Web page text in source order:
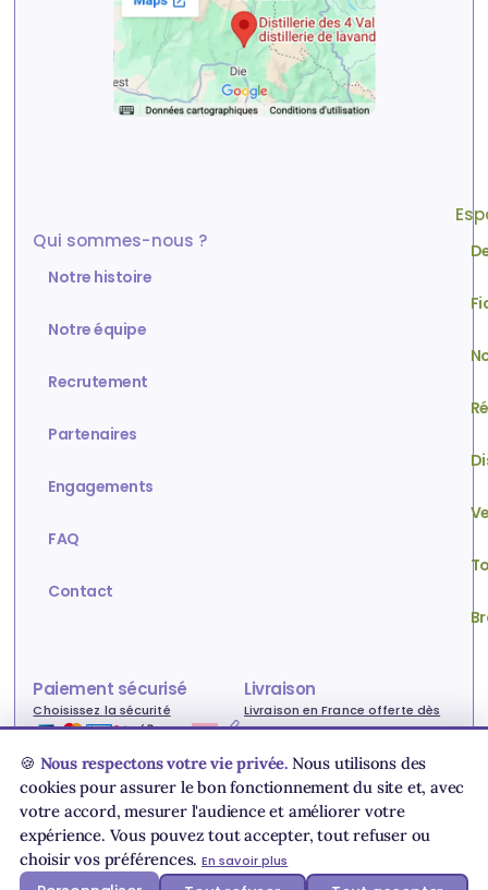
Qui sommes-nous ?
Notre histoire
Notre équipe
Recrutement
Partenaires
Engagements
FAQ
Contact
Paiement sécurisé
Choisissez la sécurité
Livraison
Livraison en France offerte dès
80€ !
Conditions générales de vente
Livraison & paiement
Charte des données personnelles
🍪 Nous respectons votre vie privée.Nous utilisons des
cookies pour assurer le bon fonctionnement du site et, avec
votre accord, mesurer l'audience et améliorer votre
expérience. Vous pouvez tout accepter, tout refuser ou
choisir vos préférences. En savoir plus